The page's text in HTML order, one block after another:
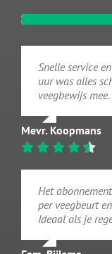
Snelle service
uur was alles
veegbewijs
Mevr. Koopmans
Het
per veegbeurt
Ideaal als je